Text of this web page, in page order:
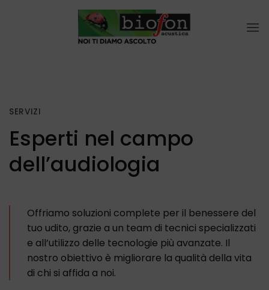
SERVIZI
Esperti nel campo
dell’audiologia
Offriamo soluzioni complete per il benessere del
tuo udito, grazie a un team di tecnici specializzati
e all’utilizzo delle tecnologie più avanzate. Il
nostro obiettivo è migliorare la qualità della vita
di chi si affida a noi.